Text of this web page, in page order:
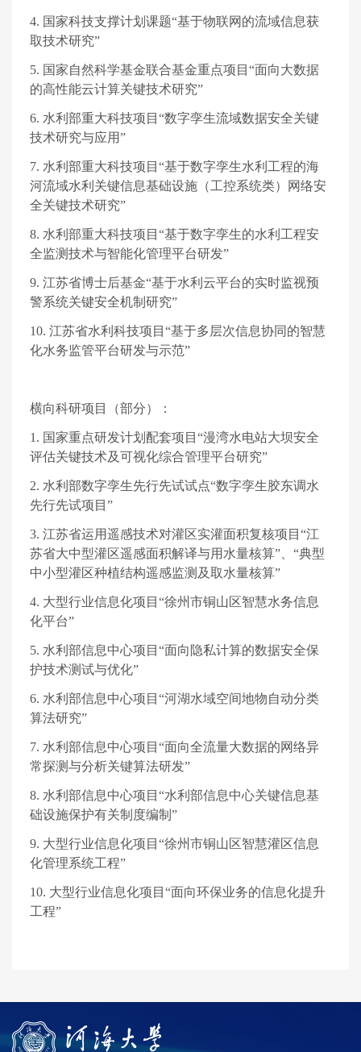
4. 国家科技支撑计划课题“基于物联网的流域信息获
取技术研究”
5. 国家自然科学基金联合基金重点项目“面向大数据
的高性能云计算关键技术研究”
6. 水利部重大科技项目“数字孪生流域数据安全关键
技术研究与应用”
7. 水利部重大科技项目“基于数字孪生水利工程的海
河流域水利关键信息基础设施（工控系统类）网络安
全关键技术研究”
8. 水利部重大科技项目“基于数字孪生的水利工程安
全监测技术与智能化管理平台研发”
9. 江苏省博士后基金“基于水利云平台的实时监视预
警系统关键安全机制研究”
10. 江苏省水利科技项目“基于多层次信息协同的智慧
化水务监管平台研发与示范”
横向科研项目（部分）：
1. 国家重点研发计划配套项目“漫湾水电站大坝安全
评估关键技术及可视化综合管理平台研究”
2. 水利部数字孪生先行先试试点“数字孪生胶东调水
先行先试项目”
3. 江苏省运用遥感技术对灌区实灌面积复核项目“江
苏省大中型灌区遥感面积解译与用水量核算”、“典型
中小型灌区种植结构遥感监测及取水量核算”
4. 大型行业信息化项目“徐州市铜山区智慧水务信息
化平台”
5. 水利部信息中心项目“面向隐私计算的数据安全保
护技术测试与优化”
6. 水利部信息中心项目“河湖水域空间地物自动分类
算法研究”
7. 水利部信息中心项目“面向全流量大数据的网络异
常探测与分析关键算法研发”
8. 水利部信息中心项目“水利部信息中心关键信息基
础设施保护有关制度编制”
9. 大型行业信息化项目“徐州市铜山区智慧灌区信息
化管理系统工程”
10. 大型行业信息化项目“面向环保业务的信息化提升
工程”